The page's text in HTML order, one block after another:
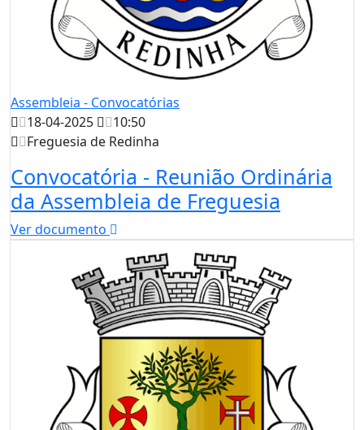
Assembleia - Convocatórias
18-04-2025
10:50
Freguesia de Redinha
Convocatória - Reunião Ordinária
da Assembleia de Freguesia
Ver documento